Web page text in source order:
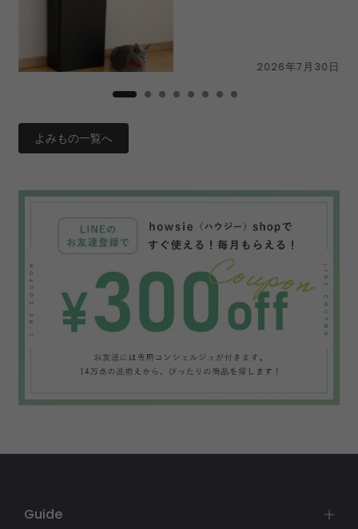
2026年7月30日
よみもの一覧へ
Guide